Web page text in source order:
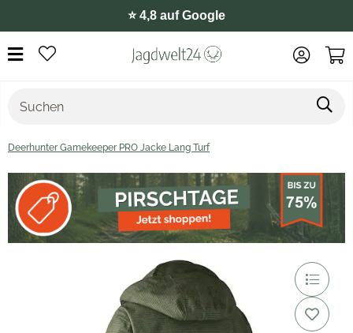
⭐️ 4,8 auf Google
Deerhunter Gamekeeper PRO Jacke Lang Turf